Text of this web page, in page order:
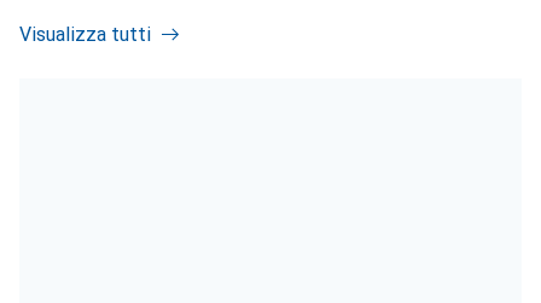
Visualizza tutti